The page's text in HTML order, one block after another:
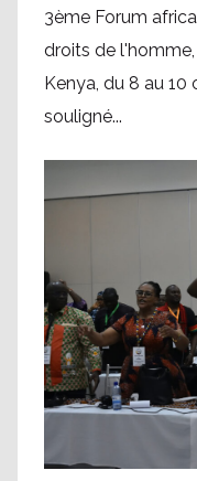
3ème Forum
droits de
Kenya, du 8 au
souligné...